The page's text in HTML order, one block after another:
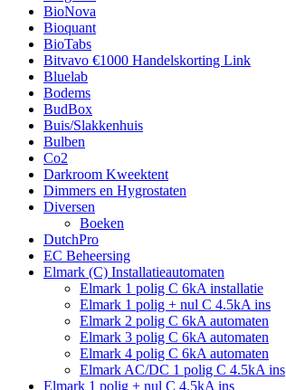
BioNova
Bioquant
BioTabs
Bitvavo €1000 Handelskorting Link
Bluelab
Bodems
BudBox
Buis/Slakkenhuis
Bulben
Co2
Darkroom Kweektent
Dimmers en Hygrostaten
Diversen
Boeken
DutchPro
EC Beheersing
Elmark (C) Installatieautomaten
Elmark 1 polig C 6kA installatie
Elmark 1 polig + nul C 4.5kA ins
Elmark 2 polig C 6kA automaten
Elmark 3 polig C 6kA automaten
Elmark 4 polig C 6kA automaten
Elmark AC/DC 1 polig C 4.5kA ins
Elmark 1 polig + nul C 4.5kA ins